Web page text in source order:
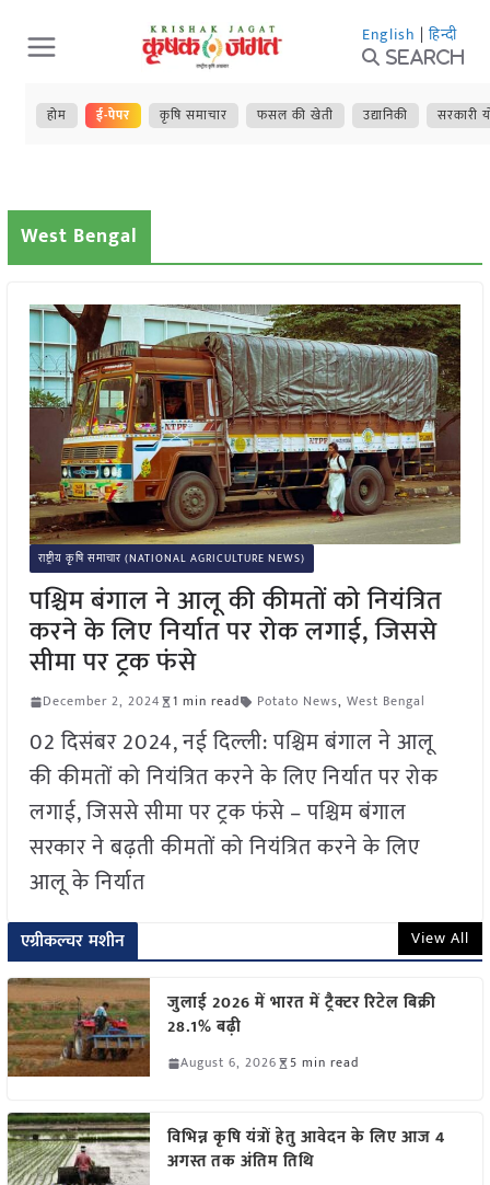
Skip
to
content
English | हिन्दी
Search
होम ई-पेपर कृषि समाचार फसल की खेती उद्यानिकी सरकारी
West Bengal
राष्ट्रीय कृषि समाचार (NATIONAL AGRICULTURE NEWS)
पश्चिम बंगाल ने आलू की कीमतों को नियंत्रित
करने के लिए निर्यात पर रोक लगाई, जिससे
सीमा पर ट्रक फंसे
December 2, 2024 1 min read Potato News, West Bengal
02 दिसंबर 2024, नई दिल्ली: पश्चिम बंगाल ने आलू
की कीमतों को नियंत्रित करने के लिए निर्यात पर रोक
लगाई, जिससे सीमा पर ट्रक फंसे – पश्चिम बंगाल
सरकार ने बढ़ती कीमतों को नियंत्रित करने के लिए
आलू के निर्यात
एग्रीकल्चर मशीन View All
जुलाई 2026 में भारत में ट्रैक्टर रिटेल बिक्री
28.1% बढ़ी
August 6, 2026 5 min read
विभिन्न कृषि यंत्रों हेतु आवेदन के लिए आज 4
अगस्त तक अंतिम तिथि